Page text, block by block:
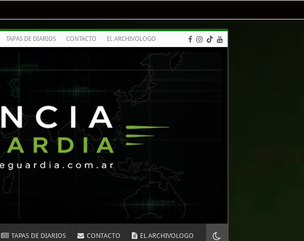
TAPAS DE DIARIOS CONTACTO EL ARCHIVOLOGO
TAPAS DE DIARIOS CONTACTO EL ARCHIVOLOGO